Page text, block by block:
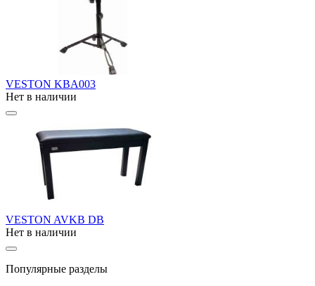
VESTON KBA003
Нет в наличии
VESTON AVKB DB
Нет в наличии
Популярные разделы